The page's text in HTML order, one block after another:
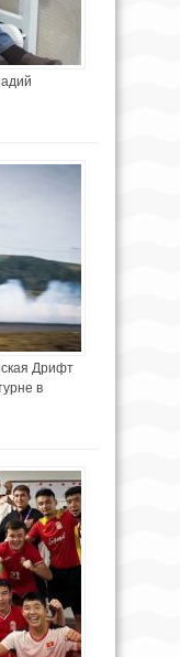
Дрифт
в